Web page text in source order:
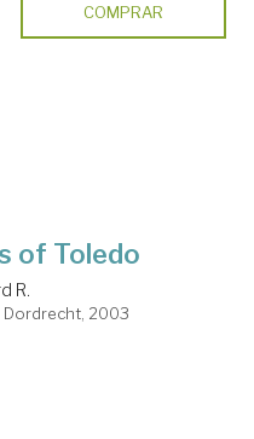
COMPRAR
of Toledo
R.
Dordrecht, 2003